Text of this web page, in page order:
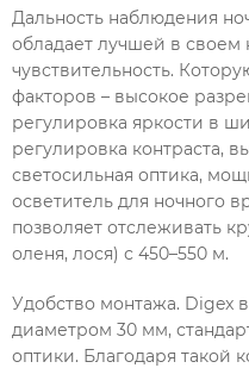
Дальность наблюдения
обладает лучшей в своем
чувствительность.
факторов – высокое
регулировка яркости в
регулировка контраста,
светосильная оптика,
осветитель для ночного
позволяет отслеживать
оленя, лося) с 450–550 м.
Удобство монтажа. Digex
диаметром 30 мм,
оптики. Благодаря такой